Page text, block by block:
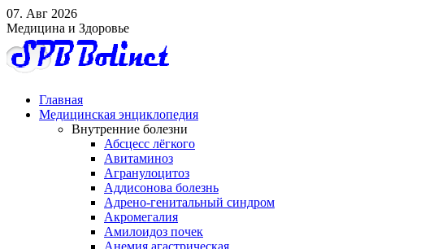
07. Авг 2026
Медицина и Здоровье
Главная
Медицинская энциклопедия
Внутренние болезни
Абсцесс лёгкого
Авитаминоз
Агранулоцитоз
Аддисонова болезнь
Адрено-генитальный синдром
Акромегалия
Амилоидоз почек
Анемия агастрическая